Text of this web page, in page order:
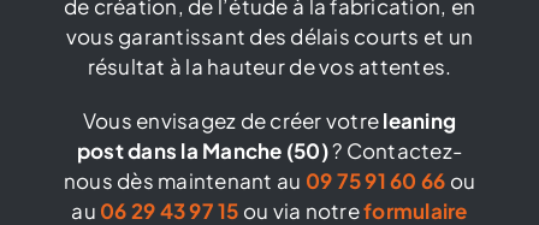
de création, de l’étude à la fabrication, en
vous garantissant des délais courts et un
résultat à la hauteur de vos attentes.
Vous envisagez de créer votreleaning
post dans la Manche (50)? Contactez-
nous dès maintenant au 09 75 91 60 66 ou
au 06 29 43 97 15 ou via notreformulaire